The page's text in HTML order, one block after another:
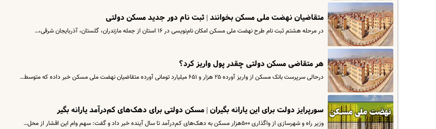
متقاضیان نهضت ملی مسکن بخوانند | ثبت نام دور جدید مسکن دولتی
در مرحله‌ هشتم ثبت نام طرح نهضت ملی مسکن امکان نام‌نویسی در ۱۶ استان از جمله مازندران، گلستان، آذربایجان شرقی،…
هر متقاضی مسکن دولتی چقدر پول واریز کرد؟
درحالی سرپرست بانک مسکن از واریز آورده ۲۵ هزار و ۶۵۱ میلیارد تومانی آورده متقاضیان نهضت ملی مسکن خبر داده که متوسط…
سورپرایز دولت برای این یارانه بگیران | مسکن دولتی برای دهک‌های کم‌درآمد یارانه بگیر
وزیر راه و شهر‌سازی از واگذاری ۵۰۰‌هزار مسکن به دهک‌های کم‌درآمد تا سال آینده خبر داد و گفت: سهم وام این اقشار از محل…